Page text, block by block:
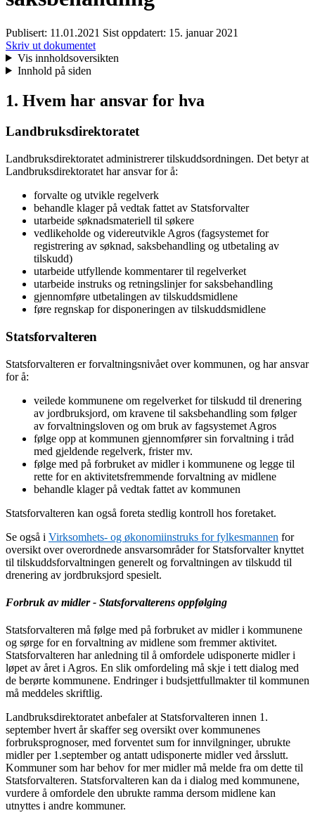
Publisert: 11.01.2021 Sist oppdatert: 15. januar 2021
Skriv ut dokumentet
Vis innholdsoversikten
Innhold på siden
1. Hvem har ansvar for hva
Landbruksdirektoratet
Landbruksdirektoratet administrerer tilskuddsordningen. Det betyr at
Landbruksdirektoratet har ansvar for å:
forvalte og utvikle regelverk
behandle klager på vedtak fattet av Statsforvalter
utarbeide søknadsmateriell til søkere
vedlikeholde og videreutvikle Agros (fagsystemet for
registrering av søknad, saksbehandling og utbetaling av
tilskudd)
utarbeide utfyllende kommentarer til regelverket
utarbeide instruks og retningslinjer for saksbehandling
gjennomføre utbetalingen av tilskuddsmidlene
føre regnskap for disponeringen av tilskuddsmidlene
Statsforvalteren
Statsforvalteren er forvaltningsnivået over kommunen, og har ansvar
for å:
veilede kommunene om regelverket for tilskudd til drenering
av jordbruksjord, om kravene til saksbehandling som følger
av forvaltningsloven og om bruk av fagsystemet Agros
følge opp at kommunen gjennomfører sin forvaltning i tråd
med gjeldende regelverk, frister mv.
følge med på forbruket av midler i kommunene og legge til
rette for en aktivitetsfremmende forvaltning av midlene
behandle klager på vedtak fattet av kommunen
Statsforvalteren kan også foreta stedlig kontroll hos foretaket.
Se også i Virksomhets- og økonomiinstruks for fylkesmannen for
oversikt over overordnede ansvarsområder for Statsforvalter knyttet
til tilskuddsforvaltningen generelt og forvaltningen av tilskudd til
drenering av jordbruksjord spesielt.
Forbruk av midler - Statsforvalterens oppfølging
Statsforvalteren må følge med på forbruket av midler i kommunene
og sørge for en forvaltning av midlene som fremmer aktivitet.
Statsforvalteren har anledning til å omfordele udisponerte midler i
løpet av året i Agros. En slik omfordeling må skje i tett dialog med
de berørte kommunene. Endringer i budsjettfullmakter til kommunen
må meddeles skriftlig.
Landbruksdirektoratet anbefaler at Statsforvalteren innen 1.
september hvert år skaffer seg oversikt over kommunenes
forbruksprognoser, med forventet sum for innvilgninger, ubrukte
midler per 1.september og antatt udisponerte midler ved årsslutt.
Kommuner som har behov for mer midler må melde fra om dette til
Statsforvalteren. Statsforvalteren kan da i dialog med kommunene,
vurdere å omfordele den ubrukte ramma dersom midlene kan
utnyttes i andre kommuner.